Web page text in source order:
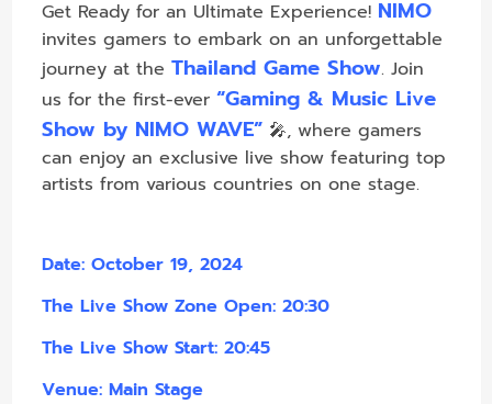
Get Ready for an Ultimate Experience! NIMO
invites gamers to embark on an unforgettable
journey at theThailand Game Show. Join
us for the first-ever“Gaming & Music Live
Show by NIMO WAVE” 🎤, where gamers
can enjoy an exclusive live show featuring top
artists from various countries on one stage.
Date: October 19, 2024
The Live Show Zone Open: 20:30
The Live Show Start: 20:45
Venue: Main Stage